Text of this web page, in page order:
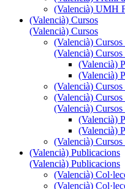
(Valencià) UMH
(Valencià) Cursos
(Valencià) Cursos
(Valencià)
(Valencià)
(Valencià)
(Valencià)
(Valencià)
(Valencià) Cursos
(Valencià) Cursos
(Valencià)
(Valencià)
(Valencià)
(Valencià) Publicacions
(Valencià) Publicacions
(Valencià)
(Valencià)